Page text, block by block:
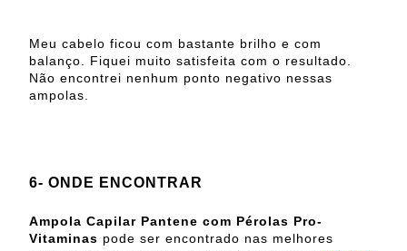
Meu cabelo ficou com bastante brilho e com
balanço. Fiquei muito satisfeita com o resultado.
Não encontrei nenhum ponto negativo nessas
ampolas.
6- ONDE ENCONTRAR
Ampola Capilar Pantene com Pérolas Pro-
Vitaminas pode ser encontrado nas melhores